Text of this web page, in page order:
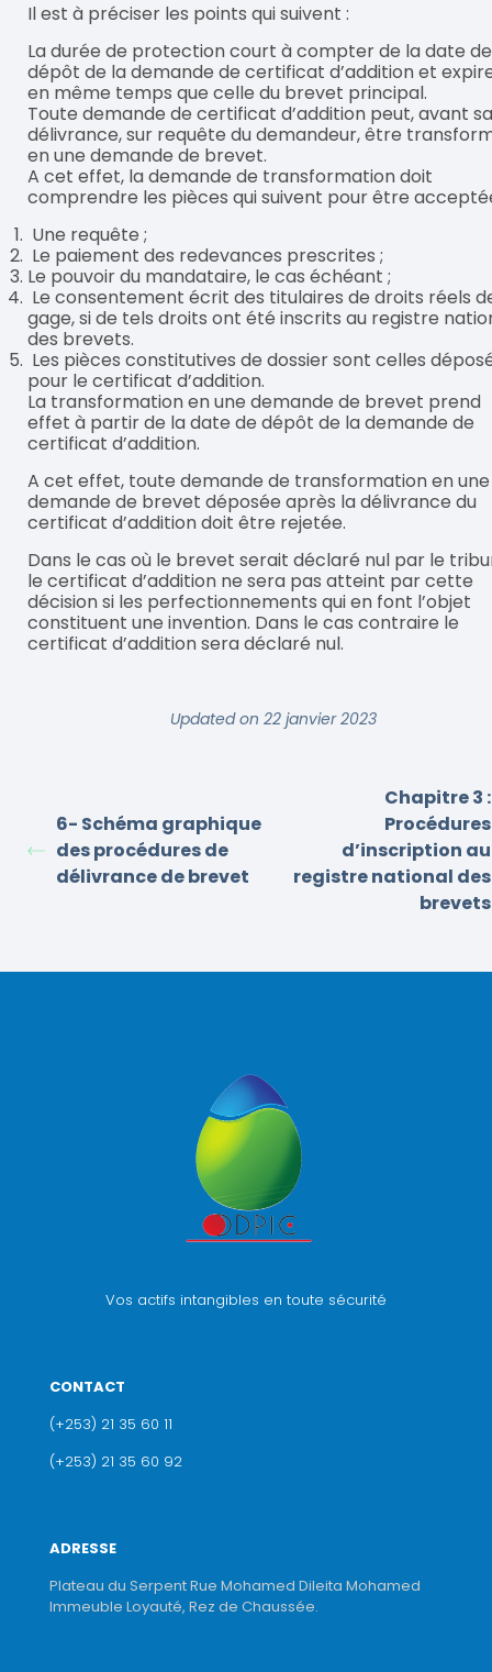
Il est à préciser les points qui suivent :
La durée de protection court à compter de la date de
dépôt de la demande de certificat d’addition et
en même temps que celle du brevet principal.
Toute demande de certificat d’addition peut, avant sa
délivrance, sur requête du demandeur, être
en une demande de brevet.
A cet effet, la demande de transformation doit
comprendre les pièces qui suivent pour être
Une requête ;
Le paiement des redevances prescrites ;
Le pouvoir du mandataire, le cas échéant ;
Le consentement écrit des titulaires de droits réels
gage, si de tels droits ont été inscrits au registre
des brevets.
Les pièces constitutives de dossier sont celles
pour le certificat d’addition.
La transformation en une demande de brevet prend
effet à partir de la date de dépôt de la demande de
certificat d’addition.
A cet effet, toute demande de transformation en une
demande de brevet déposée après la délivrance du
certificat d’addition doit être rejetée.
Dans le cas où le brevet serait déclaré nul par le
le certificat d’addition ne sera pas atteint par cette
décision si les perfectionnements qui en font l’objet
constituent une invention. Dans le cas contraire le
certificat d’addition sera déclaré nul.
Updated on 22 janvier 2023
6- Schéma graphique
des procédures de
délivrance de brevet
Chapitre 3 :
Procédures
d’inscription au
registre national des
brevets
Vos actifs intangibles en toute sécurité
CONTACT
(+253) 21 35 60 11
(+253) 21 35 60 92
ADRESSE
Plateau du Serpent Rue Mohamed Dileita Mohamed
Immeuble Loyauté, Rez de Chaussée.